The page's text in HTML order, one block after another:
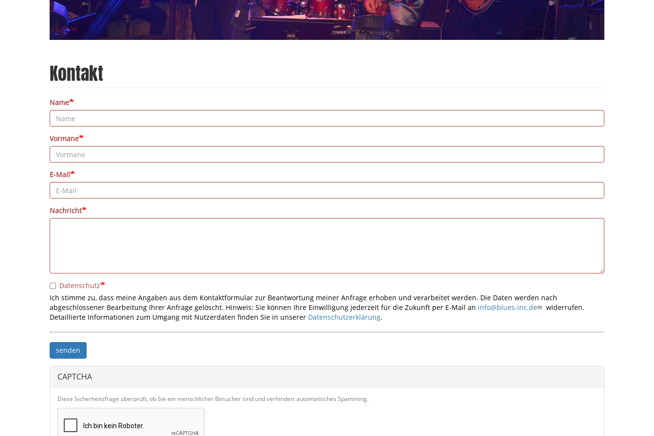
Kontakt
Name
Vormane
E-Mail
Nachricht
Datenschutz
Ich stimme zu, dass meine Angaben aus dem Kontaktformular zur Beantwortung meiner Anfrage erhoben und verarbeitet werden. Die Daten werden nach
abgeschlossener Bearbeitung Ihrer Anfrage gelöscht. Hinweis: Sie können Ihre Einwilligung jederzeit für die Zukunft per E-Mail an info@blues-inc.de
widerrufen.
Detaillierte Informationen zum Umgang mit Nutzerdaten finden Sie in unserer Datenschutzerklärung.
senden
CAPTCHA
Diese Sicherheitsfrage überprüft, ob Sie ein menschlicher Besucher sind und verhindert automatisches Spamming.